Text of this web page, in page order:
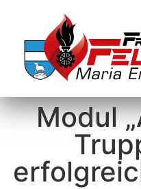
Modul